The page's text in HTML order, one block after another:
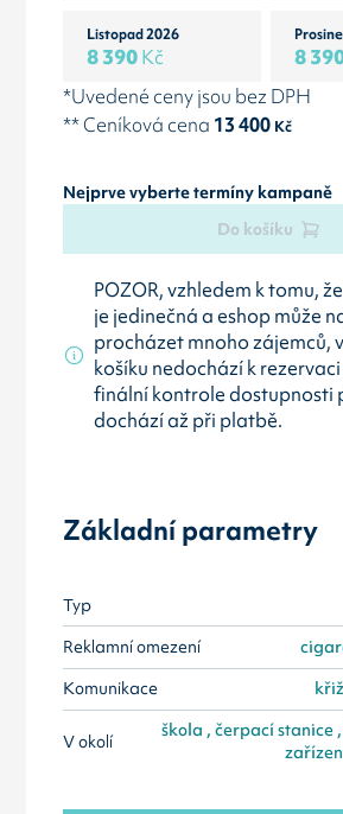
Listopad 2026
8 390Kč 8
*Uvedené ceny jsou bez DPH
** Ceníková cena 13 400Kč
Nejprve vyberte termíny kampaně
Do košíku
POZOR, vzhledem k tomu,
je jedinečná a eshop může
procházet mnoho zájemců,
košíku nedochází k
finální kontrole dostupnosti
dochází až při platbě.
Základní parametry
Typ
Reklamní omezení
Komunikace
V okolí
škola , čerpací stanice